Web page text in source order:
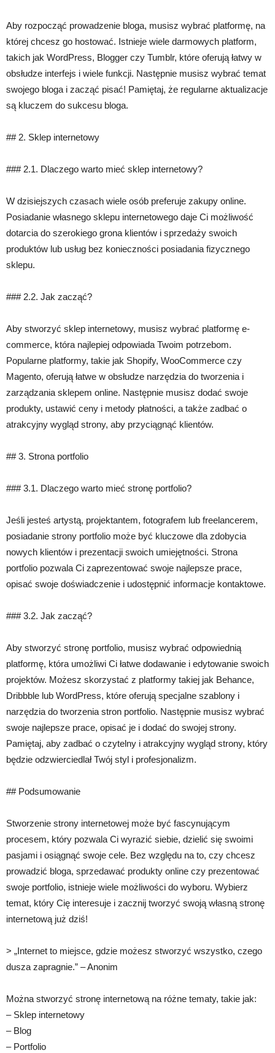
Aby rozpocząć prowadzenie bloga, musisz wybrać platformę, na
której chcesz go hostować. Istnieje wiele darmowych platform,
takich jak WordPress, Blogger czy Tumblr, które oferują łatwy w
obsłudze interfejs i wiele funkcji. Następnie musisz wybrać temat
swojego bloga i zacząć pisać! Pamiętaj, że regularne aktualizacje
są kluczem do sukcesu bloga.
## 2. Sklep internetowy
### 2.1. Dlaczego warto mieć sklep internetowy?
W dzisiejszych czasach wiele osób preferuje zakupy online.
Posiadanie własnego sklepu internetowego daje Ci możliwość
dotarcia do szerokiego grona klientów i sprzedaży swoich
produktów lub usług bez konieczności posiadania fizycznego
sklepu.
### 2.2. Jak zacząć?
Aby stworzyć sklep internetowy, musisz wybrać platformę e-
commerce, która najlepiej odpowiada Twoim potrzebom.
Popularne platformy, takie jak Shopify, WooCommerce czy
Magento, oferują łatwe w obsłudze narzędzia do tworzenia i
zarządzania sklepem online. Następnie musisz dodać swoje
produkty, ustawić ceny i metody płatności, a także zadbać o
atrakcyjny wygląd strony, aby przyciągnąć klientów.
## 3. Strona portfolio
### 3.1. Dlaczego warto mieć stronę portfolio?
Jeśli jesteś artystą, projektantem, fotografem lub freelancerem,
posiadanie strony portfolio może być kluczowe dla zdobycia
nowych klientów i prezentacji swoich umiejętności. Strona
portfolio pozwala Ci zaprezentować swoje najlepsze prace,
opisać swoje doświadczenie i udostępnić informacje kontaktowe.
### 3.2. Jak zacząć?
Aby stworzyć stronę portfolio, musisz wybrać odpowiednią
platformę, która umożliwi Ci łatwe dodawanie i edytowanie swoich
projektów. Możesz skorzystać z platformy takiej jak Behance,
Dribbble lub WordPress, które oferują specjalne szablony i
narzędzia do tworzenia stron portfolio. Następnie musisz wybrać
swoje najlepsze prace, opisać je i dodać do swojej strony.
Pamiętaj, aby zadbać o czytelny i atrakcyjny wygląd strony, który
będzie odzwierciedlał Twój styl i profesjonalizm.
## Podsumowanie
Stworzenie strony internetowej może być fascynującym
procesem, który pozwala Ci wyrazić siebie, dzielić się swoimi
pasjami i osiągnąć swoje cele. Bez względu na to, czy chcesz
prowadzić bloga, sprzedawać produkty online czy prezentować
swoje portfolio, istnieje wiele możliwości do wyboru. Wybierz
temat, który Cię interesuje i zacznij tworzyć swoją własną stronę
internetową już dziś!
> „Internet to miejsce, gdzie możesz stworzyć wszystko, czego
dusza zapragnie.” – Anonim
Można stworzyć stronę internetową na różne tematy, takie jak:
– Sklep internetowy
– Blog
– Portfolio